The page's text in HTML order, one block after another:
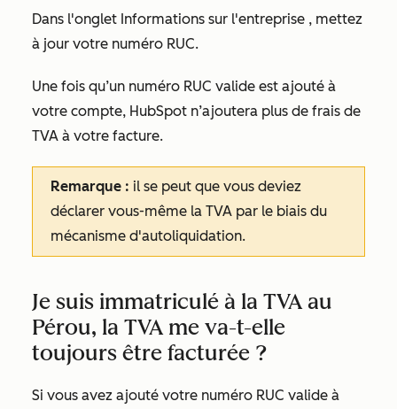
Dans l'onglet Informations sur l'entreprise , mettez
à jour votre numéro RUC.
Une fois qu’un numéro RUC valide est ajouté à
votre compte, HubSpot n’ajoutera plus de frais de
TVA à votre facture.
Remarque : il se peut que vous deviez
déclarer vous-même la TVA par le biais du
mécanisme d'autoliquidation.
Je suis immatriculé à la TVA au
Pérou, la TVA me va-t-elle
toujours être facturée ?
Si vous avez ajouté votre numéro RUC valide à